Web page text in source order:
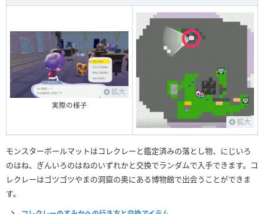
拡大
実際の様子
拡大
モンスターボールマットはコレクレーと鑑定済みの落とし物、にじいろ
のはね、ぎんいろのはねのいずれかと交換でランダムで入手できます。コ
レクレーはゴツゴツやまの洞窟の奥にある博物館で出会うことができま
す。